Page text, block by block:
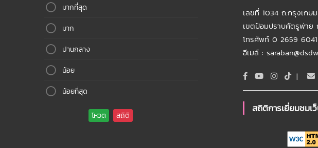
มากที่สุด
มาก
ปานกลาง
น้อย
น้อยที่สุด
เลขที่ 1034 ถ.กรุงเก
เขตป้อมปราบศัตรูพ่าย
โทรศัพท์ 0 2659
อีเมล์ :
|
สถิติการเยี่ยมชมเ